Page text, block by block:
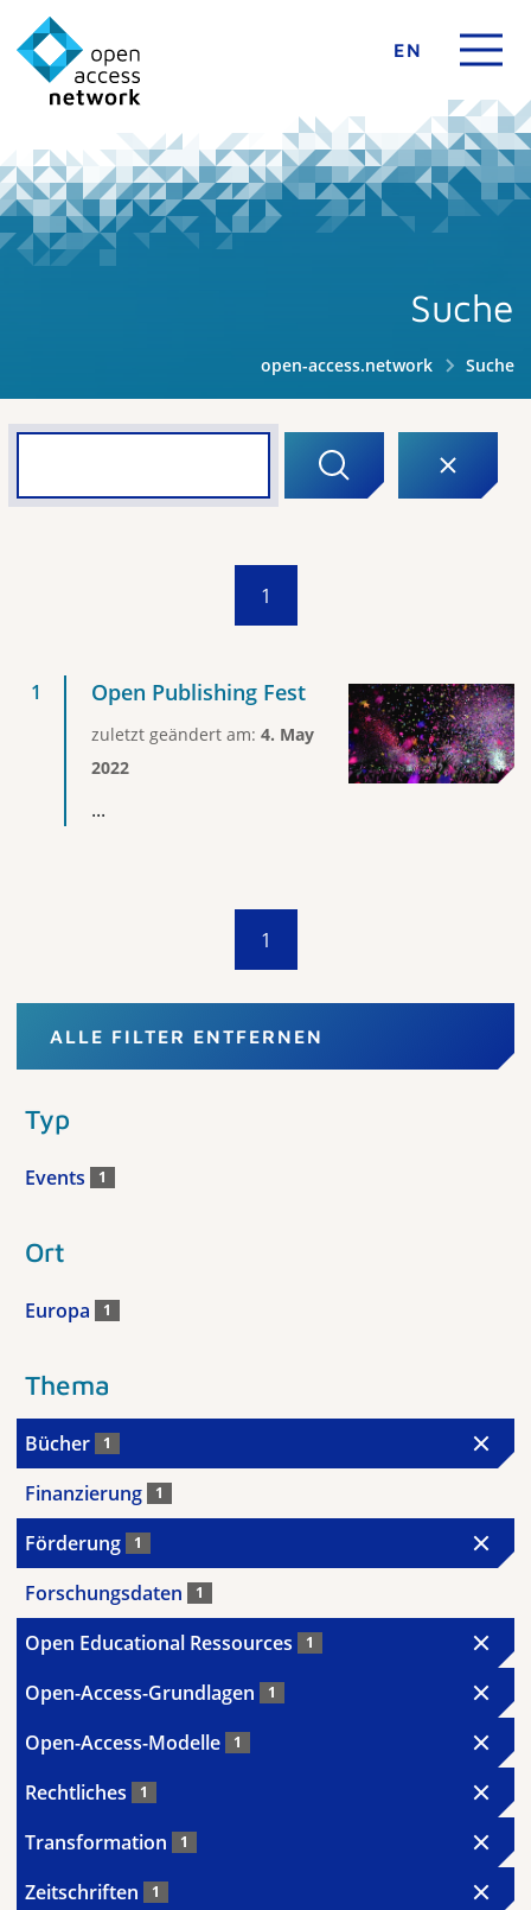
EN
Suche
open-access.network Suche
1
Open Publishing Fest
zuletzt geändert am: 4. May
2022
...
1
ALLE FILTER ENTFERNEN
Typ
Events 1
Ort
Europa 1
Thema
Bücher 1
Finanzierung 1
Förderung 1
Forschungsdaten 1
Open Educational Ressources 1
Open-Access-Grundlagen 1
Open-Access-Modelle 1
Rechtliches 1
Transformation 1
Zeitschriften 1